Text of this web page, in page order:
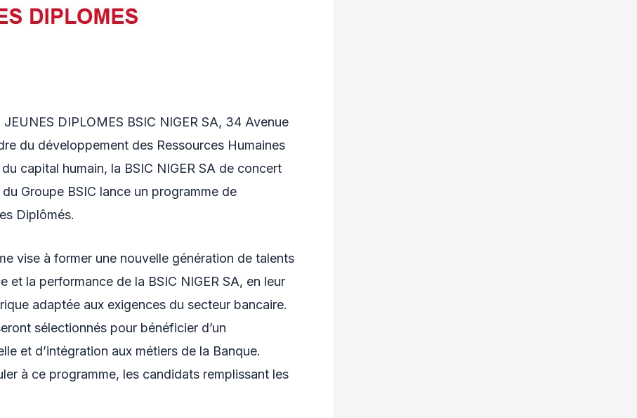
DIPLOMES BSIC NIGER SA, 34 Avenue
du développement des Ressources Humaines
capital humain, la BSIC NIGER SA de concert
Groupe BSIC lance un programme de
Diplômés.
vise à former une nouvelle génération de talents
et la performance de la BSIC NIGER SA, en leur
adaptée aux exigences du secteur bancaire.
sélectionnés pour bénéficier d’un
et d’intégration aux métiers de la Banque.
à ce programme, les candidats remplissant les